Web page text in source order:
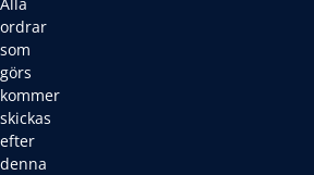
ordrar
som
görs
kommer
skickas
efter
denna